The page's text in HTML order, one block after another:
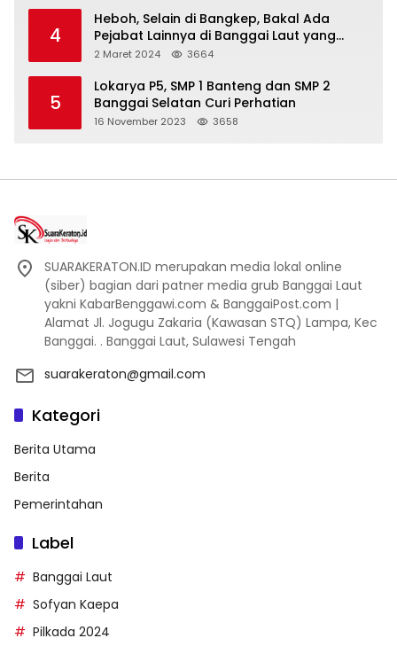
4
Heboh, Selain di Bangkep, Bakal Ada
Pejabat Lainnya di Banggai Laut yang
Bakal di Ciduk, Bagini Kata Kapolres!
2 Maret 2024 3664
5
Lokarya P5, SMP 1 Banteng dan SMP 2
Banggai Selatan Curi Perhatian
16 November 2023 3658
SUARAKERATON.ID merupakan media lokal online
(siber) bagian dari patner media grub Banggai Laut
yakni KabarBenggawi.com & BanggaiPost.com |
Alamat Jl. Jogugu Zakaria (Kawasan STQ) Lampa, Kec
Banggai. . Banggai Laut, Sulawesi Tengah
suarakeraton@gmail.com
Kategori
Berita Utama
Berita
Pemerintahan
Label
Banggai Laut
Sofyan Kaepa
Pilkada 2024